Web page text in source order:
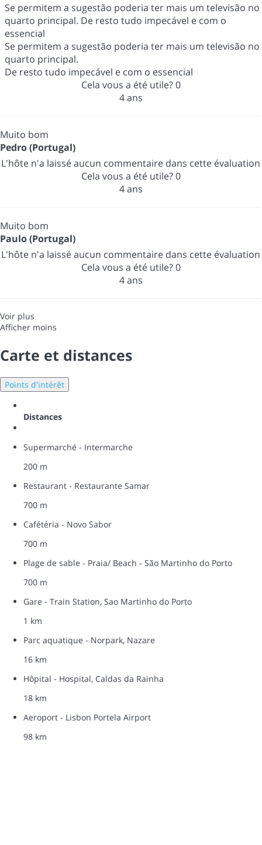
Se permitem a sugestão poderia ter mais um televisão no
quarto principal. De resto tudo impecável e com o
essencial
Se permitem a sugestão poderia ter mais um televisão no
quarto principal.
De resto tudo impecável e com o essencial
Cela vous a été utile?0
4 ans
Muito bom
Pedro (Portugal)
L'hôte n'a laissé aucun commentaire dans cette évaluation
Cela vous a été utile?0
4 ans
Muito bom
Paulo (Portugal)
L'hôte n'a laissé aucun commentaire dans cette évaluation
Cela vous a été utile?0
4 ans
Voir plus
Afficher moins
Carte et distances
Points d'intérêt
Distances
Supermarché - Intermarche
200 m
Restaurant - Restaurante Samar
700 m
Cafétéria - Novo Sabor
700 m
Plage de sable - Praia/ Beach - São Martinho do Porto
700 m
Gare - Train Station, Sao Martinho do Porto
1 km
Parc aquatique - Norpark, Nazare
16 km
Hôpital - Hospital, Caldas da Rainha
18 km
Aeroport - Lisbon Portela Airport
98 km